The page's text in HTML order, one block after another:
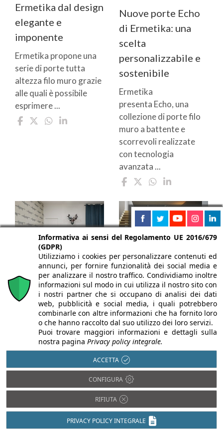
Ermetika dal design
elegante e
imponente
Ermetika propone una
serie di porte tutta
altezza filo muro grazie
alle quali è possibile
esprimere ...
Nuove porte Echo
di Ermetika: una
scelta
personalizzabile e
sostenibile
Ermetika
presenta Echo, una
collezione di porte filo
muro a battente e
scorrevoli realizzate
con tecnologia
avanzata ...
10/03/2022
Tutta l'eleganza
delle porte filo
muro battenti di
Ermetika per
l'appartamento MB
La qualità delle porte
Ermetika è stata scelta
per la realizzazione del
25/02/2022
Battiscopa filo
muro, l'elegante
evoluzione del
classico zoccolino
Il battiscopa, o
zoccolino, è un
dettaglio
architettonico
importante nei progetti
d’interni perché
Informativa ai sensi del Regolamento UE 2016/679
(GDPR)
Utilizziamo i cookies per personalizzare contenuti ed
annunci, per fornire funzionalità dei social media e
per analizzare il nostro traffico. Condividiamo inoltre
informazioni sul modo in cui utilizza il nostro sito con
i nostri partner che si occupano di analisi dei dati
web, pubblicità e social media, i quali potrebbero
combinarle con altre informazioni che ha fornito loro
o che hanno raccolto dal suo utilizzo dei loro servizi.
Puoi trovare maggiori informazioni e dettagli sulla
nostra pagina Privacy policy integrale.
ACCETTA
CONFIGURA
RIFIUTA
PRIVACY POLICY INTEGRALE